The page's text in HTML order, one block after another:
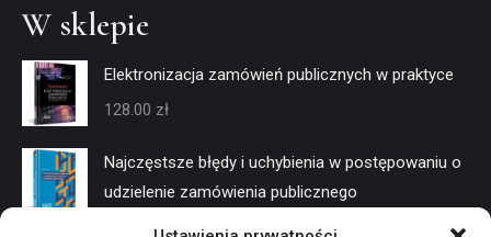
W sklepie
Elektronizacja zamówień publicznych w praktyce
128.00 zł
Najczęstsze błędy i uchybienia w postępowaniu o
udzielenie zamówienia publicznego
128.00zł